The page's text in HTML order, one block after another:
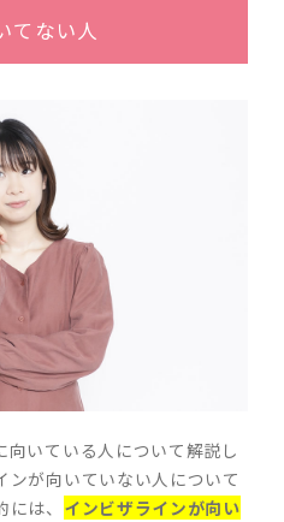
てない人
向いている人について解説し
ンが向いていない人について
は、 インビザラインが向い